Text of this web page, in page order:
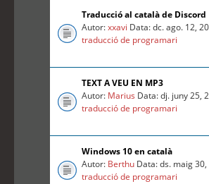
Traducció al català de Discord
Autor:xxavi Data: dc. ago. 12,
traducció de programari
TEXT A VEU EN MP3
Autor: Marius Data: dj. juny 25,
traducció de programari
Windows 10 en català
Autor: Berthu Data: ds. maig
traducció de programari